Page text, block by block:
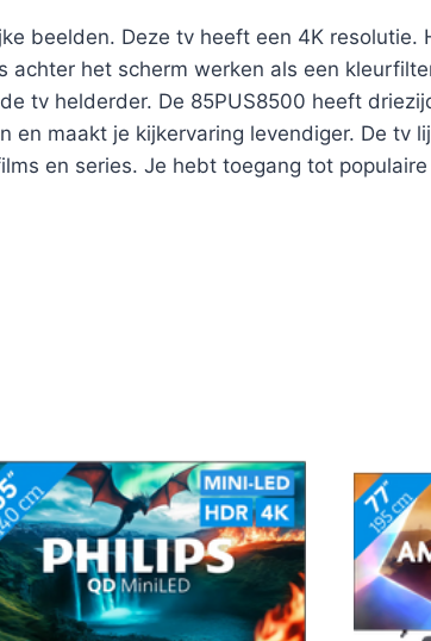
beelden. Deze tv heeft een 4K resolutie.
het scherm werken als een
tv helderder. De 85PUS8500 heeft
maakt je kijkervaring levendiger. De tv
en series. Je hebt toegang tot